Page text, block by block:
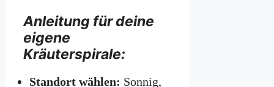
Anleitung für deine
eigene
Kräuterspirale:
Standort wählen: Sonnig,